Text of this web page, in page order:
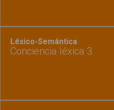
Léxico-Semántica
Conciencia léxica 3